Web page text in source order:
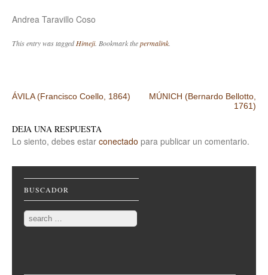
Andrea Taravillo Coso
This entry was taggedHimeji. Bookmark thepermalink
Post navigation
ÁVILA (Francisco Coello, 1864)
MÚNICH (Bernardo Bellotto,
1761)
DEJA UNA RESPUESTA
Lo siento, debes estar conectado para publicar un comentario.
BUSCADOR
Search